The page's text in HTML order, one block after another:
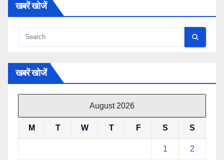
खबरें खोजें
खबरें खोजें
August 2026
M T W T F S S
1 2